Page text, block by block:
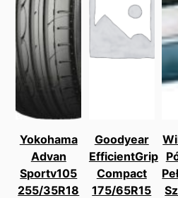
Yokohama
Advan
Sportv105
255/35R18
Goodyear
EfficientGrip
Compact
175/65R15